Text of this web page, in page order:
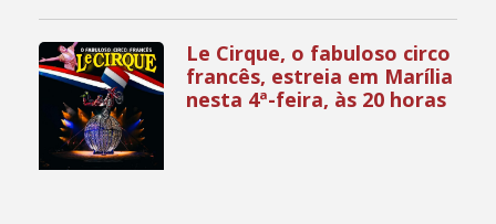
Le Cirque, o fabuloso circo
francês, estreia em Marília
nesta 4ª-feira, às 20 horas